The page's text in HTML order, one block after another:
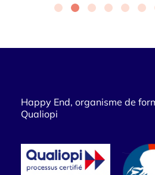
Happy End, organisme de
Qualiopi